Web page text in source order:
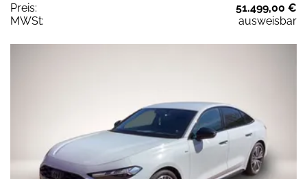
Preis:
51.499,00 €
MWSt:
ausweisbar